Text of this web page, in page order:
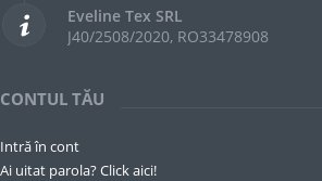
Eveline Tex SRL
J40/2508/2020, RO33478908
CONTUL TĂU
Intră în cont
Ai uitat parola? Click aici!